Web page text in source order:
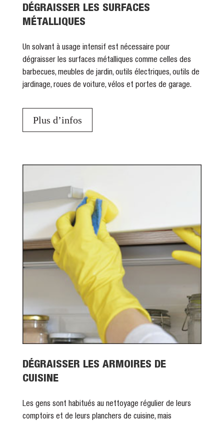
DÉGRAISSER LES SURFACES
MÉTALLIQUES
Un solvant à usage intensif est nécessaire pour
dégraisser les surfaces métalliques comme celles des
barbecues, meubles de jardin, outils électriques, outils de
jardinage, roues de voiture, vélos et portes de garage.
Plus d’infos
DÉGRAISSER LES ARMOIRES DE
CUISINE
Les gens sont habitués au nettoyage régulier de leurs
comptoirs et de leurs planchers de cuisine, mais